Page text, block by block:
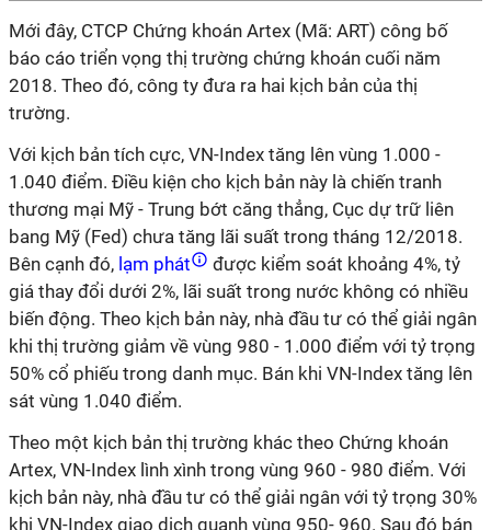
Mới đây, CTCP Chứng khoán Artex (Mã: ART) công bố
báo cáo triển vọng thị trường chứng khoán cuối năm
2018. Theo đó, công ty đưa ra hai kịch bản của thị
trường.
Với kịch bản tích cực, VN-Index tăng lên vùng 1.000 -
1.040 điểm. Điều kiện cho kịch bản này là chiến tranh
thương mại Mỹ - Trung bớt căng thẳng, Cục dự trữ liên
bang Mỹ (Fed) chưa tăng lãi suất trong tháng 12/2018.
Bên cạnh đó, lạm phát
được kiểm soát khoảng 4%, tỷ
giá thay đổi dưới 2%, lãi suất trong nước không có nhiều
biến động. Theo kịch bản này, nhà đầu tư có thể giải ngân
khi thị trường giảm về vùng 980 - 1.000 điểm với tỷ trọng
50% cổ phiếu trong danh mục. Bán khi VN-Index tăng lên
sát vùng 1.040 điểm.
Theo một kịch bản thị trường khác theo Chứng khoán
Artex, VN-Index lình xình trong vùng 960 - 980 điểm. Với
kịch bản này, nhà đầu tư có thể giải ngân với tỷ trọng 30%
khi VN-Index giao dịch quanh vùng 950- 960. Sau đó bán